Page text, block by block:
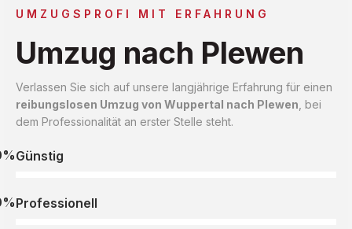
UMZUGSPROFI MIT ERFAHRUNG
Umzug nach Plewen
Verlassen Sie sich auf unsere langjährige Erfahrung für einen
reibungslosen Umzug von Wuppertal nach Plewen , bei
dem Professionalität an erster Stelle steht.
Günstig
Professionell